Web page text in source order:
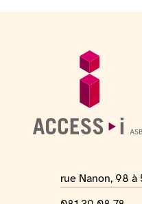
General information
Location address
rue Nanon, 98